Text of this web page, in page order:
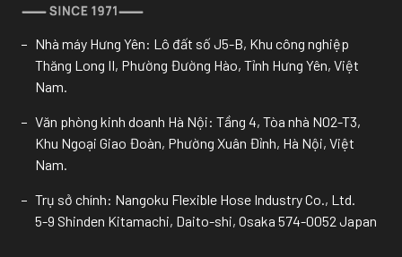
Nhà máy Hưng Yên: Lô đất số J5-B, Khu công nghiệp
Thăng Long II, Phường Đường Hào, Tỉnh Hưng Yên, Việt
Nam.
Văn phòng kinh doanh Hà Nội: Tầng 4, Tòa nhà N02-T3,
Khu Ngoại Giao Đoàn, Phường Xuân Đỉnh, Hà Nội, Việt
Nam.
Trụ sở chính: Nangoku Flexible Hose Industry Co., Ltd.
5-9 Shinden Kitamachi, Daito-shi, Osaka 574-0052 Japan